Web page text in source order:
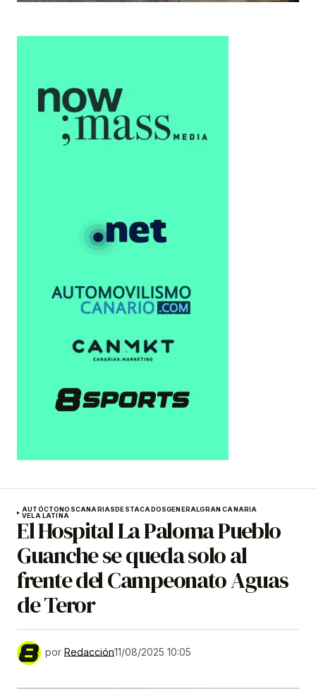
AUTÓCTONOSCANARIASDESTACADOSGENERALGRAN CANARIA
VELA LATINA
El Hospital La Paloma Pueblo
Guanche se queda solo al
frente del Campeonato Aguas
de Teror
por Redacción11/08/2025 10:05